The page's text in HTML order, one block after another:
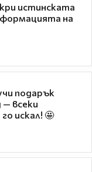
истинската
на
подарък
всеки
искал! 🤩